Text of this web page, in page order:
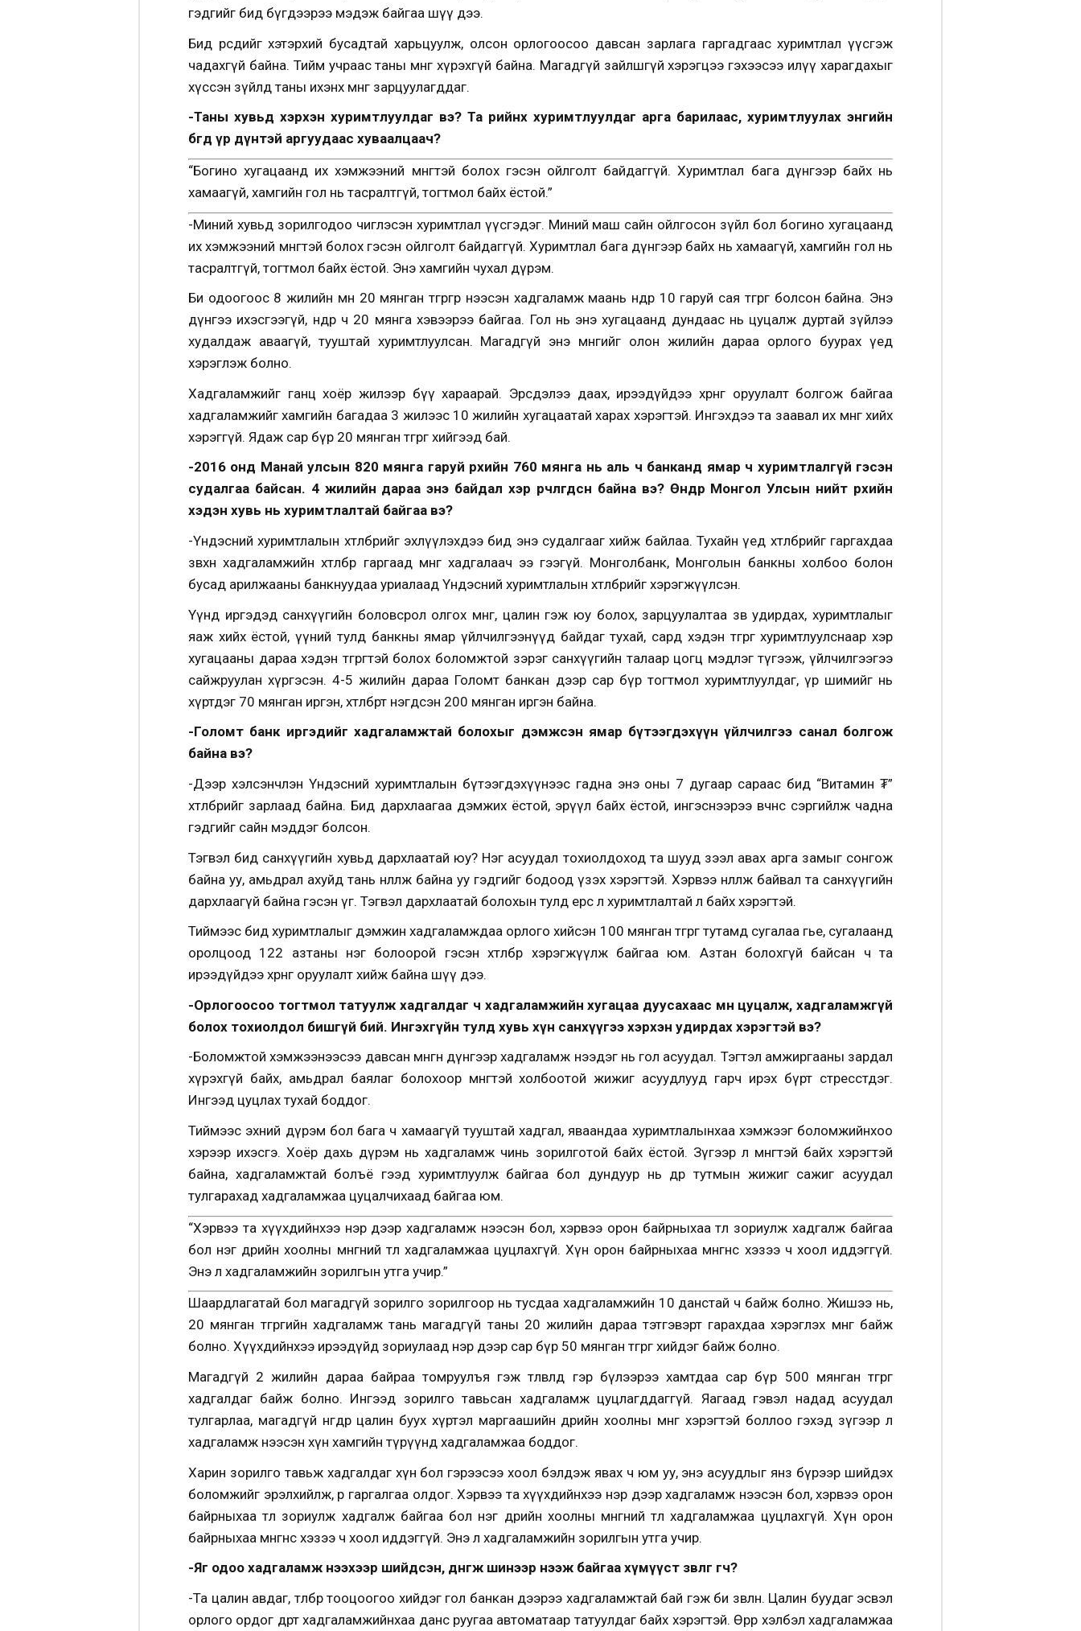
гэдгийг бид бүгдээрээ мэдэж байгаа шүү дээ.
Бид өөрсдийгөө хэтэрхий бусадтай харьцуулж, олсон орлогоосоо давсан зарлага гаргадгаас хуримтлал үүсгэж
чадахгүй байна. Тийм учраас таны мөнгө хүрэхгүй байна. Магадгүй зайлшгүй хэрэгцээ гэхээсээ илүү харагдахыг
хүссэн зүйлд таны ихэнх мөнгө зарцуулагддаг.
-Таны хувьд хэрхэн хуримтлуулдаг вэ? Та өөрийнхөө хуримтлуулдаг арга барилаас, хуримтлуулах энгийн
бөгөөд үр дүнтэй аргуудаас хуваалцаач?
“Богино хугацаанд их хэмжээний мөнгөтэй болох гэсэн ойлголт байдаггүй. Хуримтлал бага дүнгээр байх нь
хамаагүй, хамгийн гол нь тасралтгүй, тогтмол байх ёстой.”
-Миний хувьд зорилгодоо чиглэсэн хуримтлал үүсгэдэг. Миний маш сайн ойлгосон зүйл бол богино хугацаанд
их хэмжээний мөнгөтэй болох гэсэн ойлголт байдаггүй. Хуримтлал бага дүнгээр байх нь хамаагүй, хамгийн гол нь
тасралтгүй, тогтмол байх ёстой. Энэ хамгийн чухал дүрэм.
Би одоогоос 8 жилийн өмнө 20 мянган төгрөгөөр нээсэн хадгаламж маань өнөөдөр 10 гаруй сая төгрөг болсон байна. Энэ
дүнгээ ихэсгээгүй, өнөөдөр ч 20 мянга хэвээрээ байгаа. Гол нь энэ хугацаанд дундаас нь цуцалж дуртай зүйлээ
худалдаж аваагүй, тууштай хуримтлуулсан. Магадгүй энэ мөнгийг олон жилийн дараа орлого буурах үед
хэрэглэж болно.
Хадгаламжийг ганц хоёр жилээр бүү хараарай. Эрсдэлээ даах, ирээдүйдээ хөрөнгө оруулалт болгож байгаа
хадгаламжийг хамгийн багадаа 3 жилээс 10 жилийн хугацаатай харах хэрэгтэй. Ингэхдээ та заавал их мөнгө хийх
хэрэггүй. Ядаж сар бүр 20 мянган төгрөг хийгээд бай.
-2016 онд Манай улсын 820 мянга гаруй өрхийн 760 мянга нь аль ч банканд ямар ч хуримтлалгүй гэсэн
судалгаа байсан. 4 жилийн дараа энэ байдал хэр өөрчлөгдсөн байна вэ? Өнөөдөр Монгол Улсын нийт өрхийн
хэдэн хувь нь хуримтлалтай байгаа вэ?
-Үндэсний хуримтлалын хөтөлбөрийг эхлүүлэхдээ бид энэ судалгааг хийж байлаа. Тухайн үед хөтөлбөрийг гаргахдаа
зөвхөн хадгаламжийн хөтөлбөр гаргаад мөнгөө хадгалаач ээ гээгүй. Монголбанк, Монголын банкны холбоо болон
бусад арилжааны банкнуудаа уриалаад Үндэсний хуримтлалын хөтөлбөрийг хэрэгжүүлсэн.
Үүнд иргэдэд санхүүгийн боловсрол олгох мөнгө, цалин гэж юу болох, зарцуулалтаа зөв удирдах, хуримтлалыг
яаж хийх ёстой, үүний тулд банкны ямар үйлчилгээнүүд байдаг тухай, сард хэдэн төгрөг хуримтлуулснаар хэр
хугацааны дараа хэдэн төгрөгтэй болох боломжтой зэрэг санхүүгийн талаар цогц мэдлэг түгээж, үйлчилгээгээ
сайжруулан хүргэсэн. 4-5 жилийн дараа Голомт банкан дээр сар бүр тогтмол хуримтлуулдаг, үр шимийг нь
хүртдэг 70 мянган иргэн, хөтөлбөрт нэгдсэн 200 мянган иргэн байна.
-Голомт банк иргэдийг хадгаламжтай болохыг дэмжсэн ямар бүтээгдэхүүн үйлчилгээ санал болгож
байна вэ?
-Дээр хэлсэнчлэн Үндэсний хуримтлалын бүтээгдэхүүнээс гадна энэ оны 7 дугаар сараас бид “Витамин ₮”
хөтөлбөрийг зарлаад байна. Бид дархлаагаа дэмжих ёстой, эрүүл байх ёстой, ингэснээрээ өвчнөөс сэргийлж чадна
гэдгийг сайн мэддэг болсон.
Тэгвэл бид санхүүгийн хувьд дархлаатай юу? Нэг асуудал тохиолдоход та шууд зээл авах арга замыг сонгож
байна уу, амьдрал ахуйд тань нөлөөлж байна уу гэдгийг бодоод үзэх хэрэгтэй. Хэрвээ нөлөөлж байвал та санхүүгийн
дархлаагүй байна гэсэн үг. Тэгвэл дархлаатай болохын тулд ерөөсөө л хуримтлалтай л байх хэрэгтэй.
Тиймээс бид хуримтлалыг дэмжин хадгаламждаа орлого хийсэн 100 мянган төгрөг тутамд сугалаа өгье, сугалаанд
оролцоод 122 азтаны нэг болоорой гэсэн хөтөлбөр хэрэгжүүлж байгаа юм. Азтан болохгүй байсан ч та
ирээдүйдээ хөрөнгө оруулалт хийж байна шүү дээ.
-Орлогоосоо тогтмол татуулж хадгалдаг ч хадгаламжийн хугацаа дуусахаас өмнө цуцалж, хадгаламжгүй
болох тохиолдол бишгүй бий. Ингэхгүйн тулд хувь хүн санхүүгээ хэрхэн удирдах хэрэгтэй вэ?
-Боломжтой хэмжээнээсээ давсан мөнгөн дүнгээр хадгаламж нээдэг нь гол асуудал. Тэгтэл амжиргааны зардал
хүрэхгүй байх, амьдрал баялаг болохоор мөнгөтэй холбоотой жижиг асуудлууд гарч ирэх бүрт стресстдэг.
Ингээд цуцлах тухай боддог.
Тиймээс эхний дүрэм бол бага ч хамаагүй тууштай хадгал, яваандаа хуримтлалынхаа хэмжээг боломжийнхоо
хэрээр ихэсгэ. Хоёр дахь дүрэм нь хадгаламж чинь зорилготой байх ёстой. Зүгээр л мөнгөтэй байх хэрэгтэй
байна, хадгаламжтай болъё гээд хуримтлуулж байгаа бол дундуур нь өдөр тутмын жижиг сажиг асуудал
тулгарахад хадгаламжаа цуцалчихаад байгаа юм.
“Хэрвээ та хүүхдийнхээ нэр дээр хадгаламж нээсэн бол, хэрвээ орон байрныхаа төлөө зориулж хадгалж байгаа
бол нэг өдрийн хоолны мөнгөний төлөө хадгаламжаа цуцлахгүй. Хүн орон байрныхаа мөнгөнөөс хэзээ ч хоол иддэггүй.
Энэ л хадгаламжийн зорилгын утга учир.”
Шаардлагатай бол магадгүй зорилго зорилгоор нь тусдаа хадгаламжийн 10 данстай ч байж болно. Жишээ нь,
20 мянган төгрөгийн хадгаламж тань магадгүй таны 20 жилийн дараа тэтгэвэрт гарахдаа хэрэглэх мөнгө байж
болно. Хүүхдийнхээ ирээдүйд зориулаад нэр дээр сар бүр 50 мянган төгрөг хийдэг байж болно.
Магадгүй 2 жилийн дараа байраа томруулъя гэж төлөвлөөд гэр бүлээрээ хамтдаа сар бүр 500 мянган төгрөг
хадгалдаг байж болно. Ингээд зорилго тавьсан хадгаламж цуцлагддаггүй. Яагаад гэвэл надад асуудал
тулгарлаа, магадгүй нөгөөдөр цалин буух хүртэл маргаашийн өдрийн хоолны мөнгө хэрэгтэй боллоо гэхэд зүгээр л
хадгаламж нээсэн хүн хамгийн түрүүнд хадгаламжаа боддог.
Харин зорилго тавьж хадгалдаг хүн бол гэрээсээ хоол бэлдэж явах ч юм уу, энэ асуудлыг янз бүрээр шийдэх
боломжийг эрэлхийлж, өөр гаргалгаа олдог. Хэрвээ та хүүхдийнхээ нэр дээр хадгаламж нээсэн бол, хэрвээ орон
байрныхаа төлөө зориулж хадгалж байгаа бол нэг өдрийн хоолны мөнгөний төлөө хадгаламжаа цуцлахгүй. Хүн орон
байрныхаа мөнгөнөөс хэзээ ч хоол иддэггүй. Энэ л хадгаламжийн зорилгын утга учир.
-Яг одоо хадгаламж нээхээр шийдсэн, дөнгөж шинээр нээж байгаа хүмүүст зөвлөгөө өгөөч?
-Та цалин авдаг, төлбөр тооцоогоо хийдэг гол банкан дээрээ хадгаламжтай бай гэж би зөвлөнө. Цалин буудаг эсвэл
орлого ордог өдөртөө хадгаламжийнхаа данс руугаа автоматаар татуулдаг байх хэрэгтэй. Өөрөөр хэлбэл хадгаламжаа